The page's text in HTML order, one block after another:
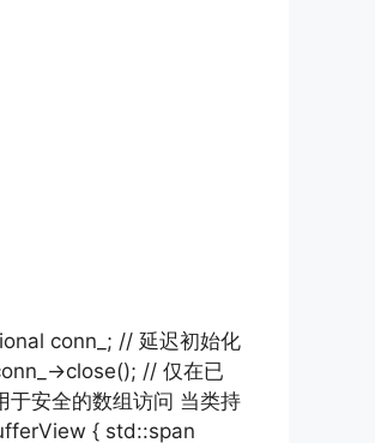
conn_; // 延迟初始化
>close(); // 仅在已
安全的数组访问 当类持
{ std::span